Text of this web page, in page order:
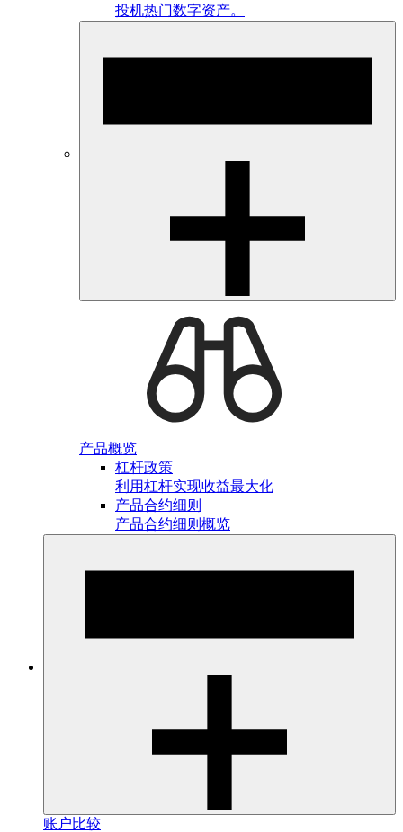
投机热门数字资产。
产品概览
杠杆政策
利用杠杆实现收益最大化
产品合约细则
产品合约细则概览
账户比较